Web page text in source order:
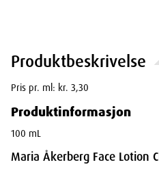
Produktbeskrivelse
Pris pr. ml: kr. 3,30
Produktinformasjon
100 mL
Maria Åkerberg Face Lotion